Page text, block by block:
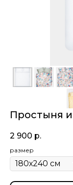
Простыня
2 900 р.
размер